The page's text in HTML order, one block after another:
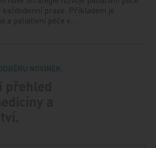
praxe. Příkladem je
a paliativní péče v…
NOVINEK.